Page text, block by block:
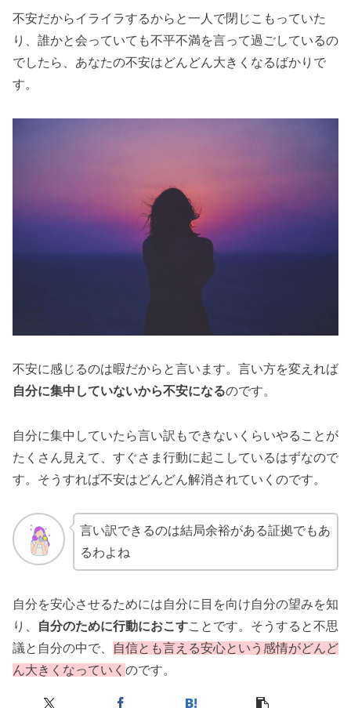
不安だからイライラするからと一人で閉じこもっていた
り、誰かと会っていても不平不満を言って過ごしているの
でしたら、あなたの不安はどんどん大きくなるばかりで
す。
不安に感じるのは暇だからと言います。言い方を変えれば
自分に集中していないから不安になるのです。
自分に集中していたら言い訳もできないくらいやることが
たくさん見えて、すぐさま行動に起こしているはずなので
す。そうすれば不安はどんどん解消されていくのです。
言い訳できるのは結局余裕がある証拠でもあ
るわよね
自分を安心させるためには自分に目を向け自分の望みを知
り、
自分のために行動におこすことです。そうすると不思
議と自分の中で、
自信とも言える安心という感情がどんど
ん大きくなっていく のです。